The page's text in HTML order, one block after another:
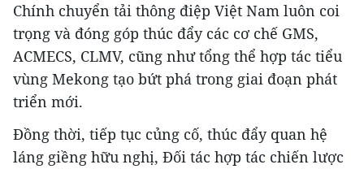
Chính chuyển tải thông điệp Việt Nam luôn coi
trọng và đóng góp thúc đẩy các cơ chế GMS,
ACMECS, CLMV, cũng như tổng thể hợp tác tiểu
vùng Mekong tạo bứt phá trong giai đoạn phát
triển mới.
Đồng thời, tiếp tục củng cố, thúc đẩy quan hệ
láng giềng hữu nghị, Đối tác hợp tác chiến lược